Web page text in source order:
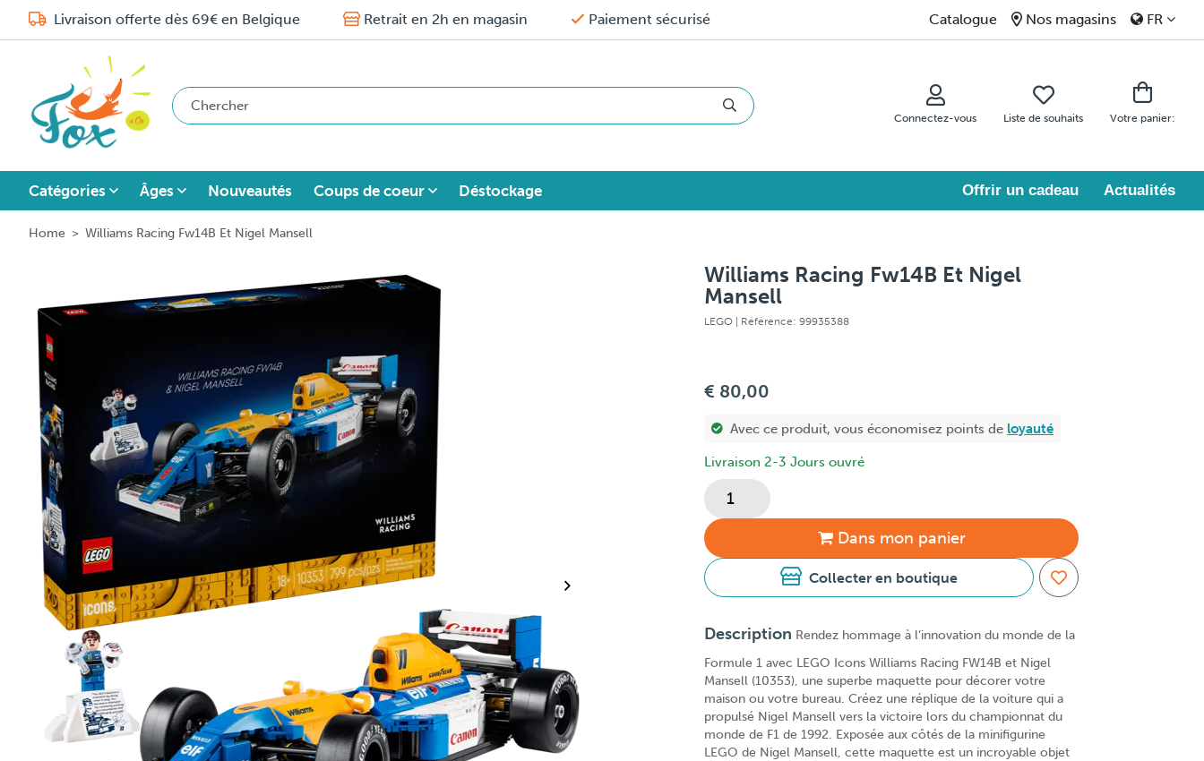
Livraison offerte dès 69€ en Belgique Retrait en 2h en magasin Paiement sécurisé Catalogue Nos magasins FR
Connectez-vous Liste de souhaits Votre panier:
Catégories Âges Nouveautés Coups de coeur Déstockage Offrir un cadeau Actualités
Home > Williams Racing Fw14B Et Nigel Mansell
Williams Racing Fw14B Et Nigel
Mansell
LEGO | Référence: 99935388
€ 80,00
Avec ce produit, vous économisez points de loyauté
Livraison 2-3 Jours ouvré
Dans mon panier
Collecter en boutique
Description Rendez hommage à l’innovation du monde de la
Formule 1 avec LEGO Icons Williams Racing FW14B et Nigel
Mansell (10353), une superbe maquette pour décorer votre
maison ou votre bureau. Créez une réplique de la voiture qui a
propulsé Nigel Mansell vers la victoire lors du championnat du
monde de F1 de 1992. Exposée aux côtés de la minifigurine
LEGO de Nigel Mansell, cette maquette est un incroyable objet